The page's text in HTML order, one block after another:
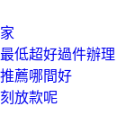
低超好過件辦理
薦哪間好
放款呢